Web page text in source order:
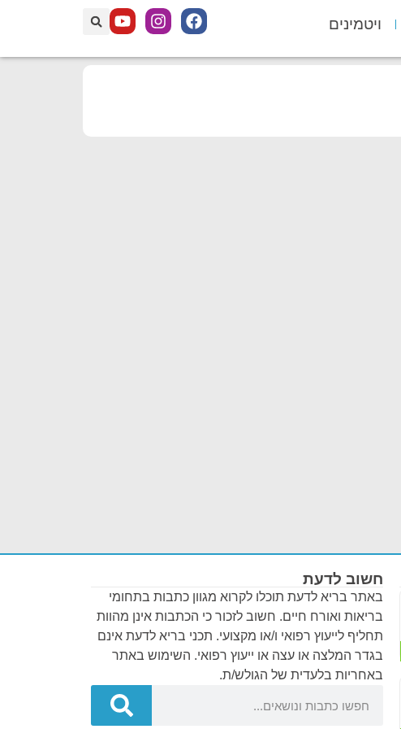
ויטמינים
חשוב לדעת
באתר בריא לדעת תוכלו לקרוא מגוון כתבות בתחומי
בריאות ואורח חיים. חשוב לזכור כי הכתבות אינן מהוות
תחליף לייעוץ רפואי ו/או מקצועי. תכני בריא לדעת אינם
בגדר המלצה או עצה או ייעוץ רפואי. השימוש באתר
באחריות בלעדית של הגולש/ת.